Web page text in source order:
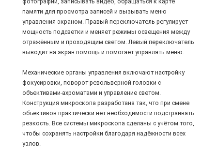
памяти для просмотра записей и вызывать меню
управления экраном. Правый переключатель регулирует
мощность подсветки и меняет режимы освещения между
отражённым и проходящим светом. Левый переключатель
выводит на экран помощь и помогает управлять меню.
Механические органы управления включают настройку
фокусировки, поворот револьверной головки с
объективами-ахроматами и управление светом.
Конструкция микроскопа разработана так, что при смене
объективов практически нет необходимости подстраивать
резкость. Все системы микроскопа сделаны с учётом того,
чтобы сохранять настройки благодаря надёжности всех
узлов.